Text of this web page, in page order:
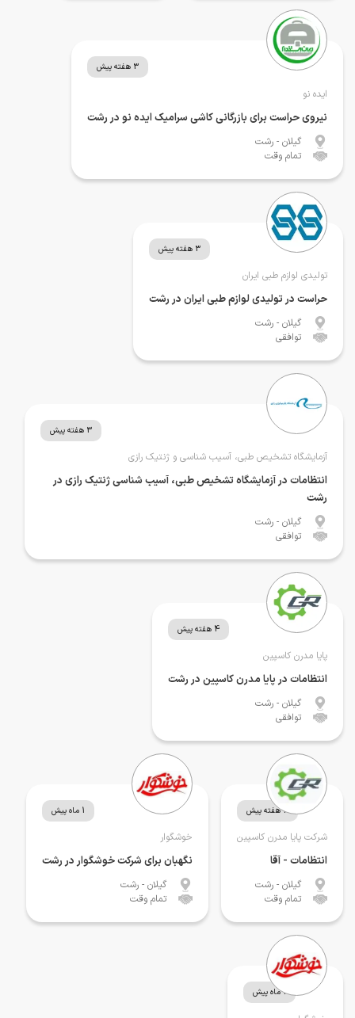
3 هفته پیش
ایده نو
نیروی حراست برای بازرگانی کاشی سرامیک ایده نو در رشت
گیلان - رشت
تمام وقت
3 هفته پیش
تولیدی لوازم طبی ایران
حراست در تولیدی لوازم طبی ایران در رشت
گیلان - رشت
توافقی
3 هفته پیش
آزمایشگاه تشخیص طبی، آسیب شناسی و ژنتیک رازی
انتظامات در آزمایشگاه تشخیص طبی، آسیب شناسی ژنتیک رازی در
رشت
گیلان - رشت
توافقی
4 هفته پیش
پایا مدرن کاسپین
انتظامات در پایا مدرن کاسپین در رشت
گیلان - رشت
توافقی
4 هفته پیش
شرکت پایا مدرن کاسپین
انتظامات - آقا
گیلان - رشت
تمام وقت
1 ماه پیش
خوشگوار
نگهبان برای شرکت خوشگوار در رشت
گیلان - رشت
تمام وقت
1 ماه پیش